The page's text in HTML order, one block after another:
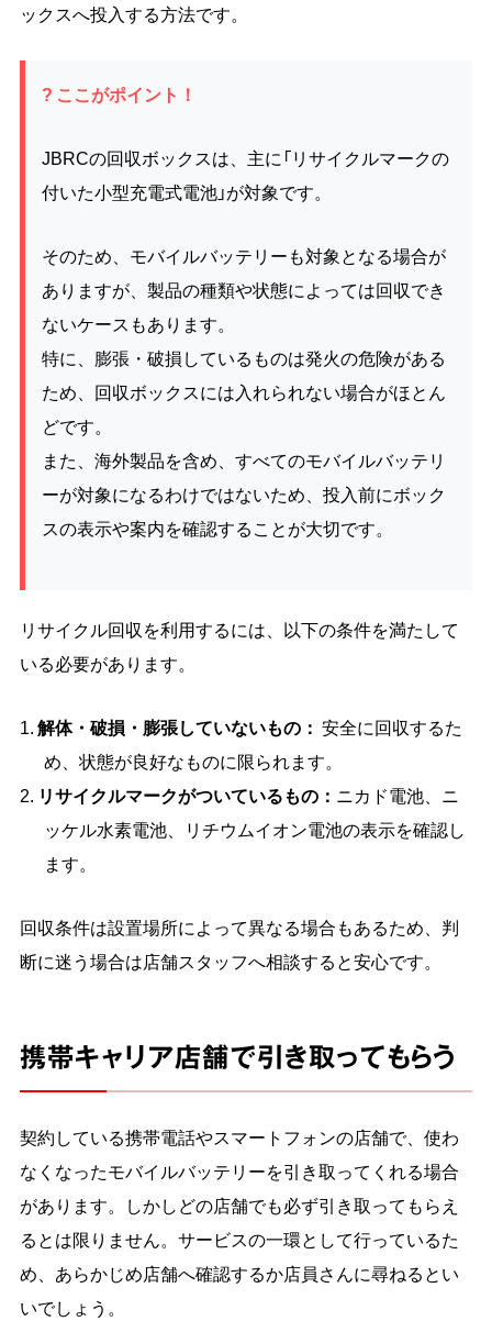
ックスへ投入する方法です。
? ここがポイント！
JBRCの回収ボックスは、主に「リサイクルマークの
付いた小型充電式電池」が対象です。
そのため、モバイルバッテリーも対象となる場合が
ありますが、製品の種類や状態によっては回収でき
ないケースもあります。
特に、膨張・破損しているものは発火の危険がある
ため、回収ボックスには入れられない場合がほとん
どです。
また、海外製品を含め、すべてのモバイルバッテリ
ーが対象になるわけではないため、投入前にボック
スの表示や案内を確認することが大切です。
リサイクル回収を利用するには、以下の条件を満たして
いる必要があります。
解体・破損・膨張していないもの： 安全に回収するた
め、状態が良好なものに限られます。
リサイクルマークがついているもの： ニカド電池、ニ
ッケル水素電池、リチウムイオン電池の表示を確認し
ます。
回収条件は設置場所によって異なる場合もあるため、判
断に迷う場合は店舗スタッフへ相談すると安心です。
携帯キャリア店舗で引き取ってもらう
契約している携帯電話やスマートフォンの店舗で、使わ
なくなったモバイルバッテリーを引き取ってくれる場合
があります。しかしどの店舗でも必ず引き取ってもらえ
るとは限りません。サービスの一環として行っているた
め、あらかじめ店舗へ確認するか店員さんに尋ねるとい
いでしょう。